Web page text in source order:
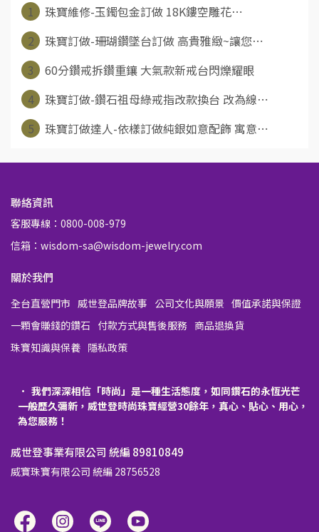
1
珠寶維修-玉鐲包金訂做 18K鏤空雕花⋯
2
珠寶訂做-珊瑚鑽墜台訂做 高貴雅緻~讓您⋯
3
60分鑽戒拆鑽重鑲 大氣款新戒台閃爍耀眼
4
珠寶訂做-鑽石祖母綠戒指改款換台 改為線⋯
5
珠寶訂做達人-依樣訂做純銀如意配飾 寓意⋯
聯絡資訊
客服專線：0800-008-979
信箱：wisdom-sa@wisdom-jewelry.com
關於我們
全台直營門市 威世登品牌故事 公司文化與願景 價值承諾與保證
一顆會賺錢的鑽石 付款方式與售後服務 商品退換貨
珠寶知識與保養 隱私政策
我們深深相信「時尚」是一種生活態度，如同鑽石的永恆光芒
一般歷久彌新，威世登時尚珠寶經營30餘年，真心、貼心、用心，
為您服務！
威世登事業有限公司 統編 89810849
威寶珠寶有限公司 統編 28756528